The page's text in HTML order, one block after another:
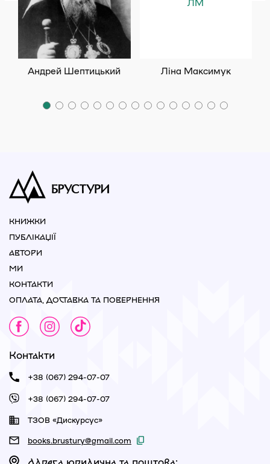
Андрей Шептицький
ЛМ
Ліна Максимук
КНИЖКИ
ПУБЛІКАЦІЇ
АВТОРИ
МИ
КОНТАКТИ
ОПЛАТА, ДОСТАВКА ТА ПОВЕРНЕННЯ
Контакти
+38 (067) 294-07-07
+38 (067) 294-07-07
ТЗОВ «Дискурсус»
books.brustury@gmail.com
Адреса юридична та поштова: